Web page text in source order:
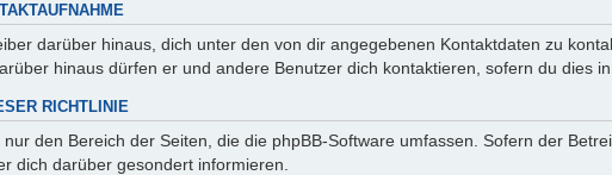
darüber hinaus, dich unter den von dir angegebenen Kontaktdaten zu
hinaus dürfen er und andere Benutzer dich kontaktieren, sofern du dies
RICHTLINIE
den Bereich der Seiten, die die phpBB-Software umfassen. Sofern der
dich darüber gesondert informieren.